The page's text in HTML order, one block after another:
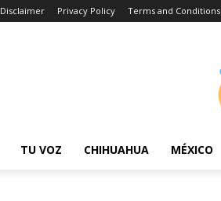
Disclaimer Privacy Policy Terms and Conditions
TU VOZ CHIHUAHUA MÉXICO